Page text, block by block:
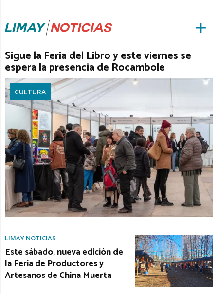
Sigue la Feria del Libro y este viernes se
espera la presencia de Rocambole
CULTURA
LIMAY NOTICIAS
Este sábado, nueva edición de
la Feria de Productores y
Artesanos de China Muerta